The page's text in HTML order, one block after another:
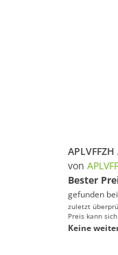
von
Bester
gefunden bei
zuletzt
Preis kann
Keine